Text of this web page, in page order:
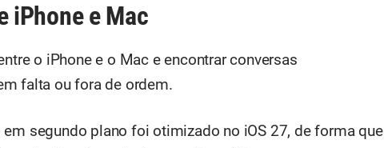
iPhone e Mac
o iPhone e o Mac e encontrar conversas
falta ou fora de ordem.
segundo plano foi otimizado no iOS 27, de forma que